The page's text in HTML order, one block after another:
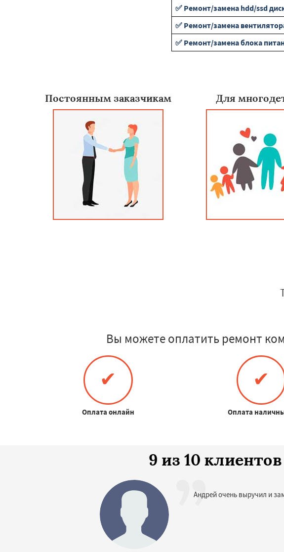
✅ Ремонт/замена hdd/ssd
✅ Ремонт/замена
✅ Ремонт/замена блока
Постоянным заказчикам Для
Вы можете оплатить ремонт
✔
Оплата онлайн
✔
Оплата
9 из 10
Андрей очень выручил и